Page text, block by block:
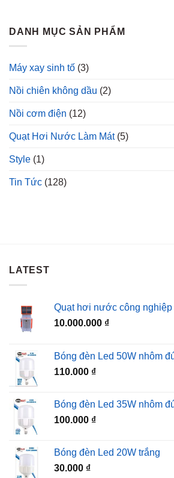
DANH MỤC SẢN PHẨM
Máy xay sinh tố (3)
Nồi chiên không dầu (2)
Nồi cơm điện (12)
Quạt Hơi Nước Làm Mát(5)
Style (1)
Tin Tức (128)
LATEST
Quạt hơi nước công nghiệp
10.000.000 ₫
Bóng đèn Led 50W nhôm
110.000 ₫
Bóng đèn Led 35W nhôm
100.000 ₫
Bóng đèn Led 20W trắng
30.000 ₫